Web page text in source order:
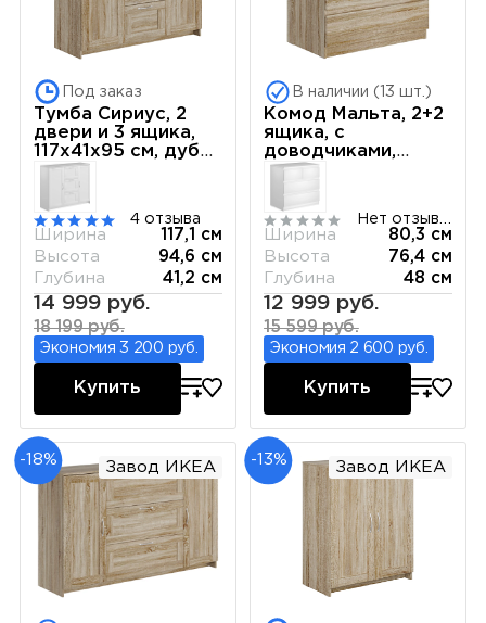
Под заказ
Тумба Сириус, 2
двери и 3 ящика,
117х41х95 см, дуб
сонома
4 отзыва
Ширина
117,1 см
Высота
94,6 см
Глубина
41,2 см
14 999 руб.
18 199 руб.
Экономия 3 200 руб.
Купить
В наличии (13 шт.)
Комод Мальта, 2+2
ящика, с
доводчиками,
80х48х76 см, дуб
Ширина
80,3 см
Высота
76,4 см
Глубина
48 см
12 999 руб.
15 599 руб.
Экономия 2 600 руб.
Купить
-18% Завод ИКЕА -13% Завод ИКЕА